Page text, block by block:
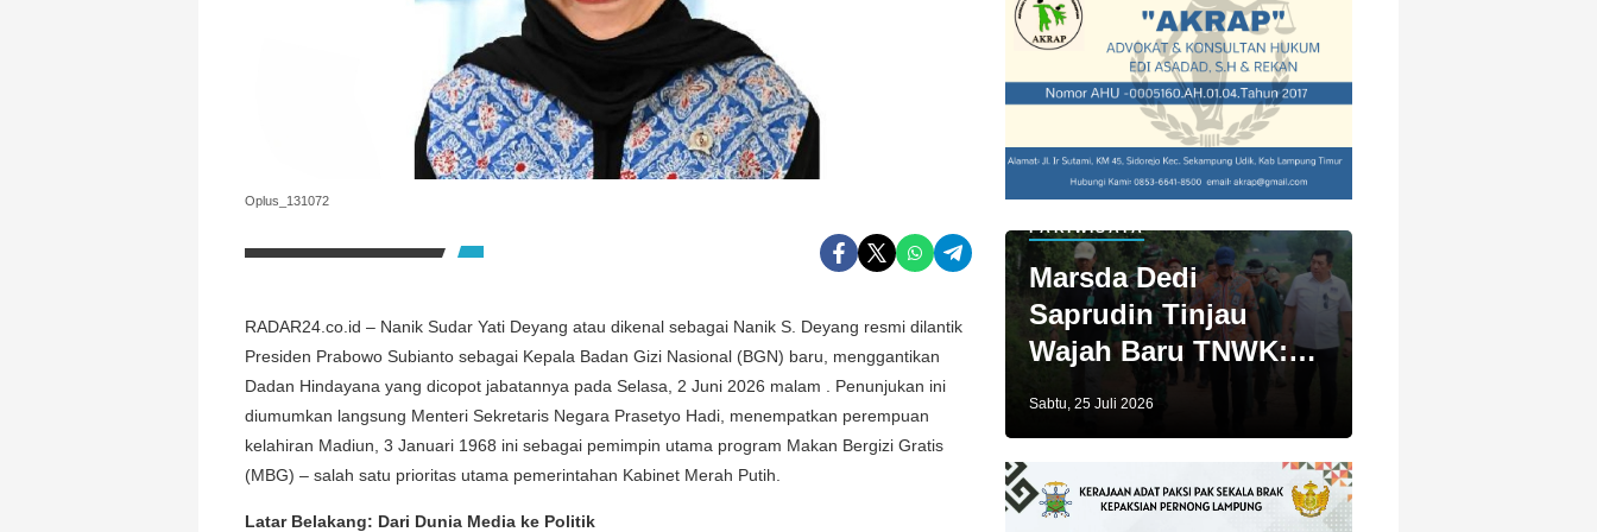
Oplus_131072
RADAR24.co.id – Nanik Sudar Yati Deyang atau dikenal sebagai Nanik S. Deyang resmi dilantik
Presiden Prabowo Subianto sebagai Kepala Badan Gizi Nasional (BGN) baru, menggantikan
Dadan Hindayana yang dicopot jabatannya pada Selasa, 2 Juni 2026 malam . Penunjukan ini
diumumkan langsung Menteri Sekretaris Negara Prasetyo Hadi, menempatkan perempuan
kelahiran Madiun, 3 Januari 1968 ini sebagai pemimpin utama program Makan Bergizi Gratis
(MBG) – salah satu prioritas utama pemerintahan Kabinet Merah Putih.
Latar Belakang: Dari Dunia Media ke Politik
PARIWISATA
Marsda Dedi
Saprudin Tinjau
Wajah Baru TNWK:
Sabtu, 25 Juli 2026